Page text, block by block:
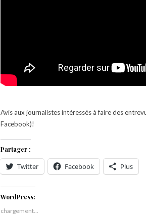
Avis aux journalistes intéressés à faire des
Facebook)!
Partager :
Twitter Facebook Plus
WordPress:
chargement…